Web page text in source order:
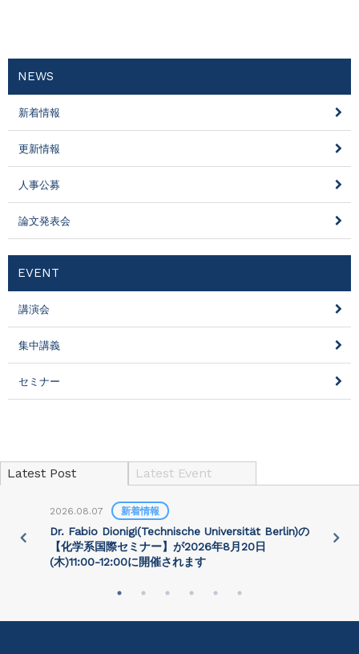
NEWS
新着情報
更新情報
人事公募
論文発表会
EVENT
講演会
集中講義
セミナー
Latest Post Latest Event
2026.08.07 新着情報
Dr. Fabio Dionigi(Technische Universität Berlin)の
【化学系国際セミナー】が2026年8⽉20⽇
(⽊)11:00-12:00に開催されます